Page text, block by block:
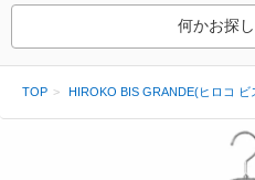
何かお探
TOP HIROKO BIS GRANDE(ヒロコ ビ